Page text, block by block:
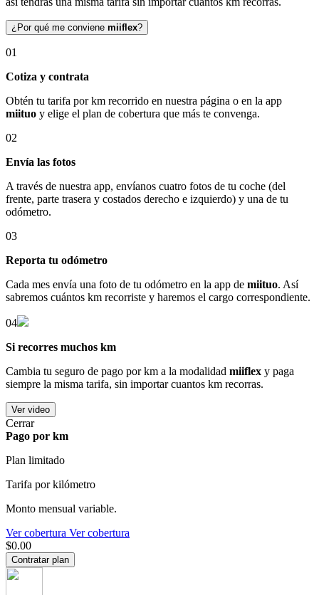
¿Por qué me conviene miiflex?
01
Cotiza y contrata
Obtén tu tarifa por km recorrido en nuestra página o en la app
miituo y elige el plan de cobertura que más te convenga.
02
Envía las fotos
A través de nuestra app, envíanos cuatro fotos de tu coche (del
frente, parte trasera y costados derecho e izquierdo) y una de tu
odómetro.
03
Reporta tu odómetro
Cada mes envía una foto de tu odómetro en la app de miituo. Así
sabremos cuántos km recorriste y haremos el cargo correspondiente.
04
Si recorres muchos km
Cambia tu seguro de pago por km a la modalidad miiflex y paga
siempre la misma tarifa, sin importar cuantos km recorras.
Ver video
Cerrar
Pago por km
Plan limitado
Tarifa por kilómetro
Monto mensual variable.
Ver cobertura Ver cobertura
$0.00
Contratar plan